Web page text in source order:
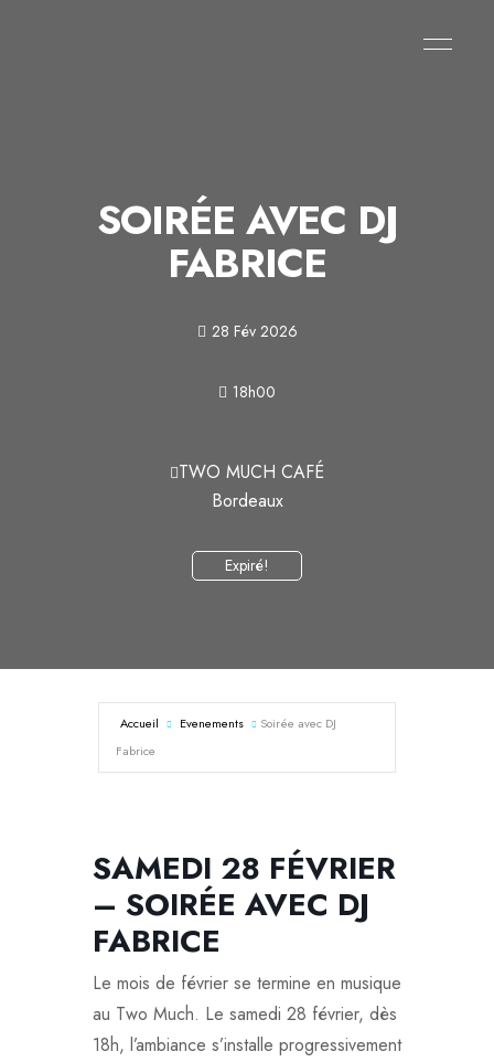
SOIRÉE AVEC DJ
FABRICE
28 Fév 2026
Expiré!
18h00
TWO MUCH CAFÉ
Bordeaux
Accueil Evenements
Soirée avec DJ
Fabrice
SAMEDI 28 FÉVRIER
– SOIRÉE AVEC DJ
FABRICE
Le mois de février se termine en musique
au Two Much. Le samedi 28 février, dès
18h, l’ambiance s’installe progressivement